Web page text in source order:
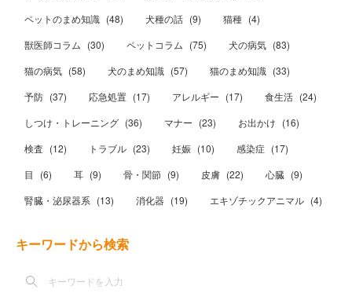
ペットのまめ知識 (48) 犬種の話 (9) 猫種 (4)
獣医師コラム (30) ペットコラム (75) 犬の病気 (83)
猫の病気 (58) 犬のまめ知識 (57) 猫のまめ知識 (33)
予防 (37) 応急処置 (17) アレルギー (17) 食生活 (24)
しつけ・トレーニング (36) マナー (23) お出かけ (16)
検査 (12) トラブル (23) 妊娠 (10) 感染症 (17)
目
(6) 耳 (9) 骨・関節 (9) 皮膚 (22) 心臓 (9)
腎臓・泌尿器系 (13) 消化器 (19) エキゾチックアニマル (4)
キーワードから検索